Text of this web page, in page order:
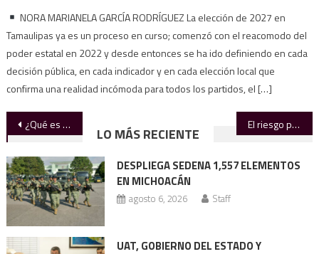
NORA MARIANELA GARCÍA RODRÍGUEZ La elección de 2027 en
Tamaulipas ya es un proceso en curso; comenzó con el reacomodo del
poder estatal en 2022 y desde entonces se ha ido definiendo en cada
decisión pública, en cada indicador y en cada elección local que
confirma una realidad incómoda para todos los partidos, el […]
Navegación
de
entradas
¿Qué es la demencia vascular, enfermedad que acabó con la salud de Polo Polo? El riesgo para Morena…
LO MÁS RECIENTE
DESPLIEGA SEDENA 1,557 ELEMENTOS
EN MICHOACÁN
agosto 6, 2026 Staff
UAT, GOBIERNO DEL ESTADO Y